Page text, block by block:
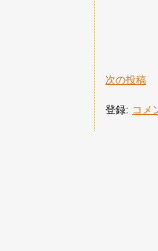
次の投稿
登録: コメ